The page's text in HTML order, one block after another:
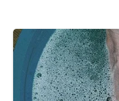
Dieses Gericht